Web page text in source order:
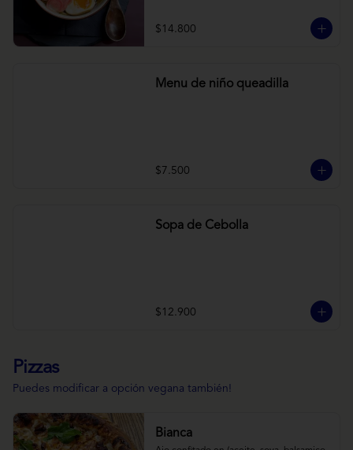
vegana) y los infaltables fideos de ramen.
$14.800
Menu de niño queadilla
$7.500
Sopa de Cebolla
$12.900
Pizzas
Puedes modificar a opción vegana también!
Bianca